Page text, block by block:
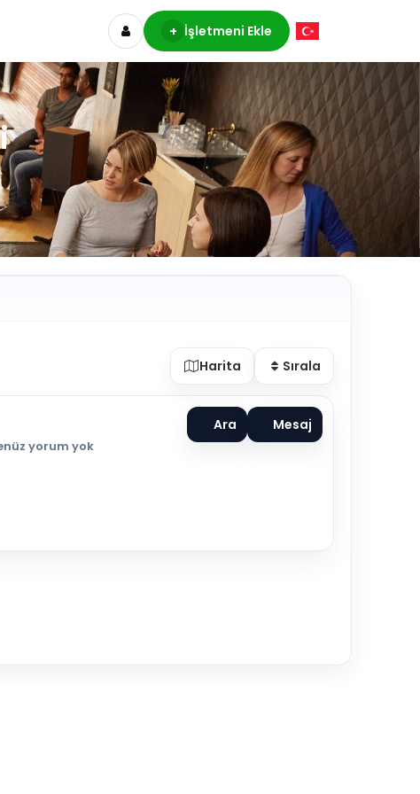
+ İşletmeni Ekle
Harita Sırala
yorum yok
Ara Mesaj